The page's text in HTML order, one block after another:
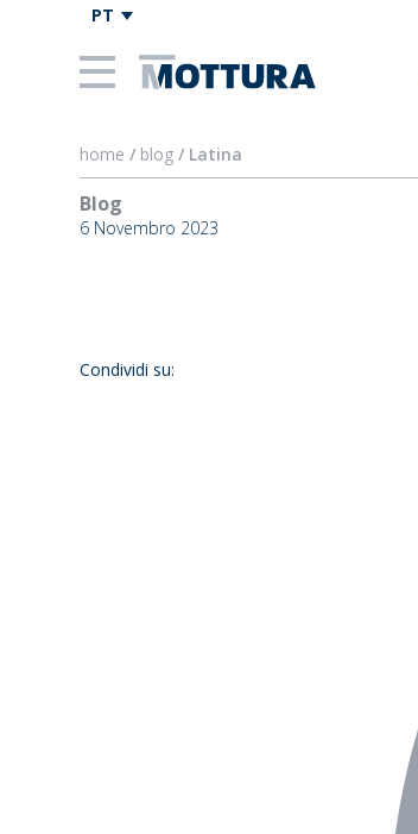
PT
home / blog / Latina
Blog
6 Novembro 2023
Condividi su: